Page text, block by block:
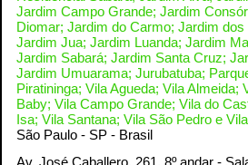
Jardim Campo Grande; Jardim
Diomar; Jardim do Carmo; Jardim
Jardim Jua; Jardim Luanda; Jardim
Jardim Sabará; Jardim Santa Cruz;
Jardim Umuarama; Jurubatuba;
Piratininga; Vila Agueda; Vila Almeida;
Baby; Vila Campo Grande; Vila do
Isa; Vila Santana; Vila São Pedro e
São Paulo - SP - Brasil
Av. José Caballero, 261, 8º andar -